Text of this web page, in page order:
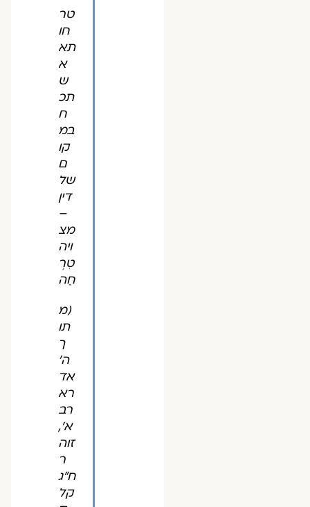
טר
חו
תא
א
ש
תכ
ח
במ
קו
ם
של
דין
–
מצ
ויה
טִרְ
חַה
(מ
תו
ך
ה'
אד
רא
רב
א',
זוה
ר
ח"ג
קל